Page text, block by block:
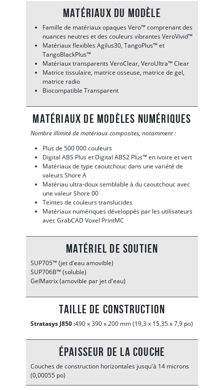
Matériaux du modèle
Famille de matériaux opaques Vero™ comprenant des
nuances neutres et des couleurs vibrantes VeroVivid™
Matériaux flexibles Agilus30, TangoPlus™ et
TangoBlackPlus™
Matériaux transparents VeroClear, VeroUltra™ Clear
Matrice tissulaire, matrice osseuse, matrice de gel,
matrice radio
Biocompatible Transparent
Matériaux de modèles numériques
Nombre illimité de matériaux composites, notamment :
Plus de 500 000 couleurs
Digital ABS Plus et Digital ABS2 Plus™ en ivoire et vert
Matériaux de type caoutchouc dans une variété de
valeurs Shore A
Matériau ultra-doux semblable à du caoutchouc avec
une valeur Shore 00
Teintes de couleurs translucides
Matériaux numériques développés par les utilisateurs
avec GrabCAD Voxel PrintMC
Matériel de soutien
SUP705™ (jet d'eau amovible)
SUP706B™ (soluble)
GelMatrix (amovible par jet d'eau)
Taille de construction
Stratasys J850:490 x 390 x 200 mm (19,3 x 15,35 x 7,9 po)
Épaisseur de la couche
Couches de construction horizontales jusqu'à 14 microns
(0,00055 po)